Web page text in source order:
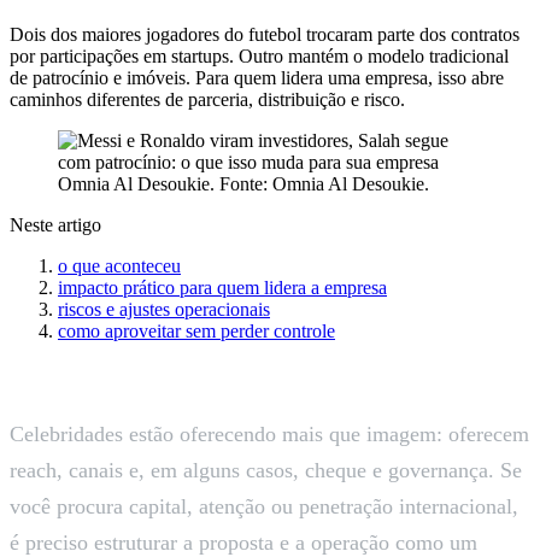
Dois dos maiores jogadores do futebol trocaram parte dos contratos
por participações em startups. Outro mantém o modelo tradicional
de patrocínio e imóveis. Para quem lidera uma empresa, isso abre
caminhos diferentes de parceria, distribuição e risco.
Omnia Al Desoukie. Fonte: Omnia Al Desoukie.
Neste artigo
o que aconteceu
impacto prático para quem lidera a empresa
riscos e ajustes operacionais
como aproveitar sem perder controle
Celebridades estão oferecendo mais que imagem: oferecem
reach, canais e, em alguns casos, cheque e governança. Se
você procura capital, atenção ou penetração internacional,
é preciso estruturar a proposta e a operação como um